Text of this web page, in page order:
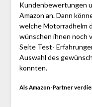
Kundenbewertungen
Amazon an. Dann
welche Motorradhelm
wünschen ihnen noch
Seite Test-
Auswahl des
konnten.
Als Amazon-Partner